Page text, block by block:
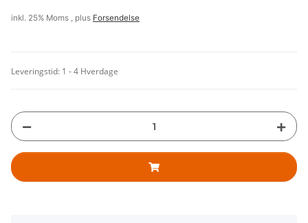
inkl. 25% Moms , plus Forsendelse
Leveringstid: 1 - 4 Hverdage